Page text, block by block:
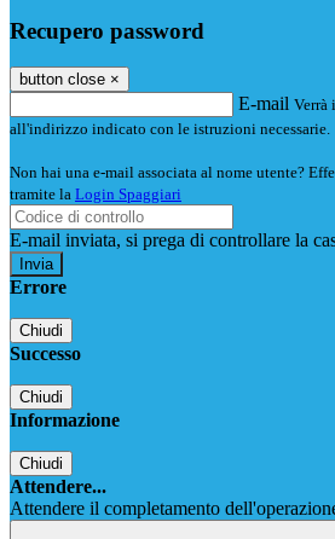
Recupero password
button close ×
E-mail Verrà
all'indirizzo indicato con le istruzioni necessarie.
Non hai una e-mail associata al nome utente?
tramite la Login Spaggiari
E-mail inviata, si prega di controllare la
Errore
Chiudi
Successo
Chiudi
Informazione
Chiudi
Attendere...
Attendere il completamento